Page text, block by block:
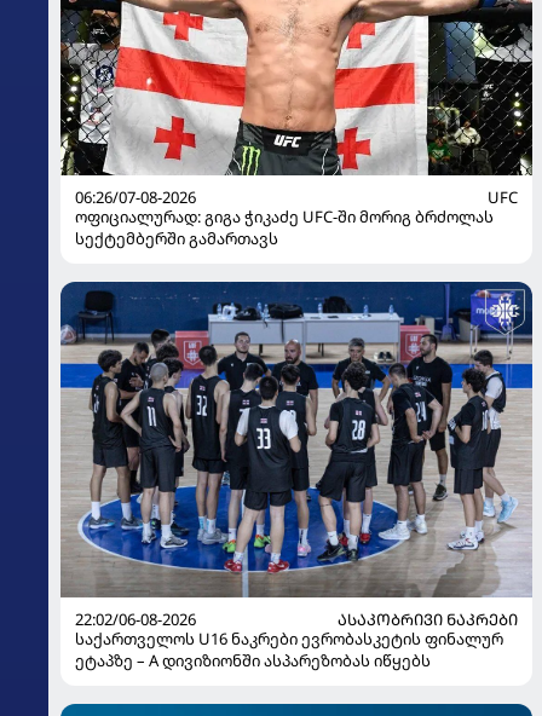
06:26/07-08-2026
UFC
ოფიციალურად: გიგა ჭიკაძე UFC-ში მორიგ ბრძოლას
სექტემბერში გამართავს
22:02/06-08-2026
ᲐᲡᲐᲙᲝᲑᲠᲘᲕᲘ ᲜᲐᲙᲠᲔᲑᲘ
საქართველოს U16 ნაკრები ევრობასკეტის ფინალურ
ეტაპზე – A დივიზიონში ასპარეზობას იწყებს